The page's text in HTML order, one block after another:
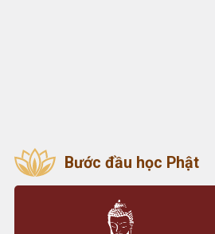
Bước đầu học Phật